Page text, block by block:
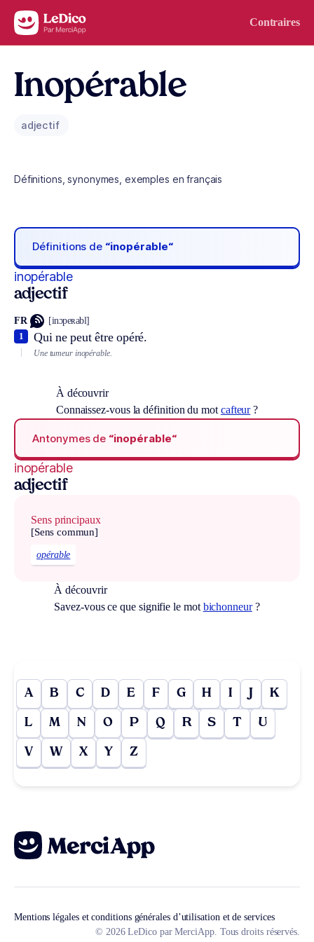
Aller au contenu Contraires
Inopérable
adjectif
Définitions, synonymes, exemples en français
Définitions de “inopérable“
inopérable
adjectif
FR [inɔpeʀabl]
Qui ne peut être opéré.
1
Une tumeur inopérable.
À découvrir
Connaissez-vous la définition du mot cafteur?
Antonymes de “inopérable“
inopérable
adjectif
Sens principaux
[Sens commun]
opérable
À découvrir
Savez-vous ce que signifie le mot bichonneur?
A B C D E F G H I J K
L M N O P Q R S T U
V W X Y Z
Mentions légales et conditions générales d’utilisation et de services
© 2026 LeDico par MerciApp. Tous droits réservés.